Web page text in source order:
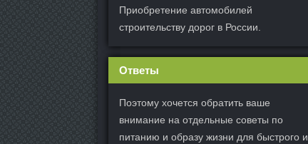
Приобретение автомобилей
строительству дорог в России.
Ответы
Поэтому хочется обратить ваше
внимание на отдельные советы по
питанию и образу жизни для быстрого и